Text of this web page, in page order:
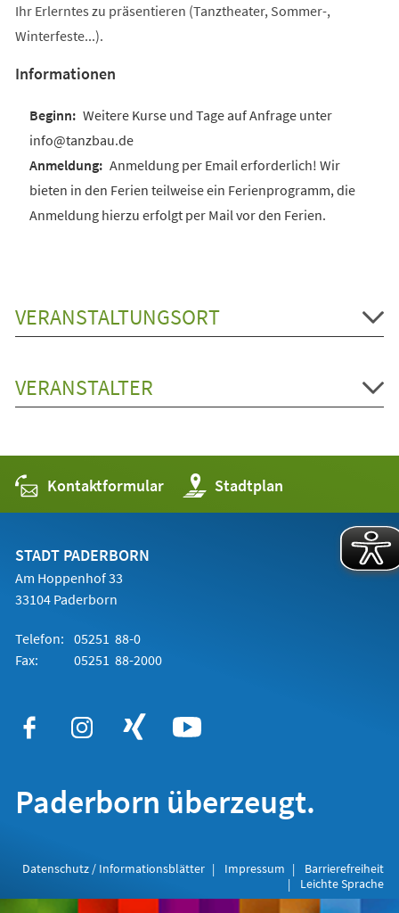
Ihr Erlerntes zu präsentieren (Tanztheater, Sommer-,
Winterfeste...).
Informationen
Weitere Kurse und Tage auf Anfrage unter
info@tanzbau.de
Anmeldung per Email erforderlich! Wir
bieten in den Ferien teilweise ein Ferienprogramm, die
Anmeldung hierzu erfolgt per Mail vor den Ferien.
VERANSTALTUNGSORT
VERANSTALTER
Kontaktformular Stadtplan
(Öffnet
in
einem
STADT PADERBORN
Am Hoppenhof 33
33104 Paderborn
Telefon: 05251 88-0
Fax:
05251 88-2000
Paderborn überzeugt.
Datenschutz / Informationsblätter Impressum
Barrierefreiheit
Leichte Sprache